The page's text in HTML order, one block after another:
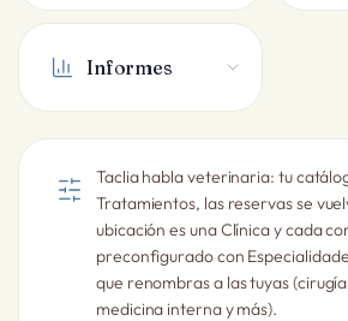
Informes
Taclia habla veterinaria: tu
Tratamientos, las reservas se
ubicación es una Clínica y cada
preconfigurado con
que renombras a las tuyas
medicina interna y más).